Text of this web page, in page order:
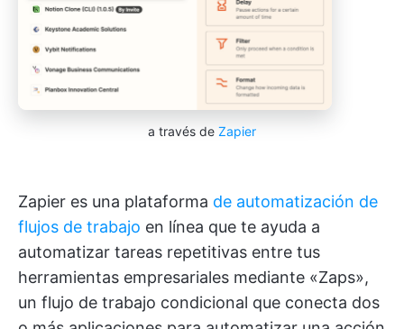
a través de Zapier
Zapier es una plataforma de automatización de
flujos de trabajo en línea que te ayuda a
automatizar tareas repetitivas entre tus
herramientas empresariales mediante «Zaps»,
un flujo de trabajo condicional que conecta dos